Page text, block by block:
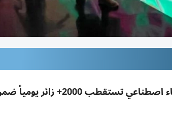
«آيا يونيفرس» بوافي سيتي: تجربة رقمية غامرة بـ12 منطقة وذكاء